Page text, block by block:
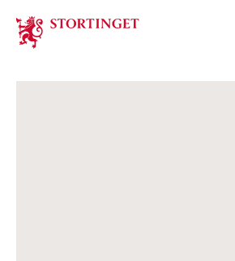
Stortinget.no